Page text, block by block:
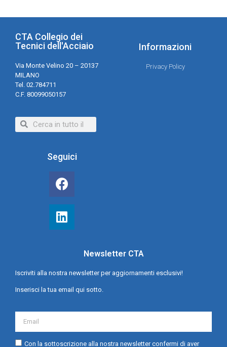
CTA Collegio dei
Tecnici dell'Acciaio
Via Monte Velino 20 – 20137
MILANO
Tel. 02.784711
C.F. 80099050157
Informazioni
Privacy Policy
Seguici
Newsletter CTA
Iscriviti alla nostra newsletter per aggiornamenti esclusivi!
Inserisci la tua email qui sotto.
Con la sottoscrizione alla nostra newsletter confermi di aver